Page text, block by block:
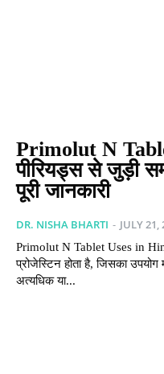
Primolut N
पीरियड्स से जुड़ी
पूरी जानकारी
DR. NISHA BHARTI - JULY 21,
Primolut N Tablet Uses in
प्रोजेस्टिन होता है, जिसका उपयोग
अत्यधिक या...